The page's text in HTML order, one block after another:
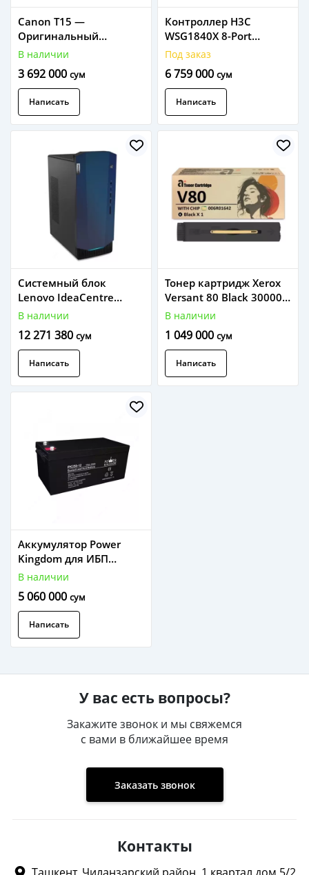
Canon T15 —
Оригинальный
лазерный тонер-
SENSYS X 18xx, ресурс 42
000 страниц
В наличии
3 692 000 сум
Написать
Контроллер H3C
WSG1840X 8-Port
(6*1000BASE-T, 1*5GE-T,
/9801A40N.
Под заказ
6 759 000 сум
Написать
Системный блок
Lenovo IdeaCentre
Gaming5 14IOB6 Core i5-
256GB/ 6GB GeForce
RTX3060/ DOS Raven
Black 90RE00J2RS
В наличии
12 271 380 сум
Написать
Тонер картридж Xerox
Versant 80 Black 30000
стр /006R01646
В наличии
1 049 000 сум
Написать
Аккумулятор Power
Kingdom для ИБП
12V/250Ah
В наличии
5 060 000 сум
Написать
У вас есть вопросы?
Закажите звонок и мы свяжемся
с вами в ближайшее время
Заказать звонок
Контакты